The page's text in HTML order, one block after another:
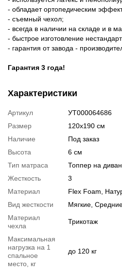
- обладает ортопедическим
- съемный чехол;
- всегда в наличии на складе и в
- быстрое изготовление
- гарантия от завода -
Гарантия 3 года!
Характеристики
Артикул
УТ000064686
Размер
120х190 см
Наличие
Под заказ
Высота
6 см
Тип матраса
Топпер на диван
Жесткость
3
Материал
Flex Foam
Вид жесткости
Мягкие
Материал
чехла
Трикотаж
Максимальная
нагрузка на 1
спальное
место, кг
до 120 кг